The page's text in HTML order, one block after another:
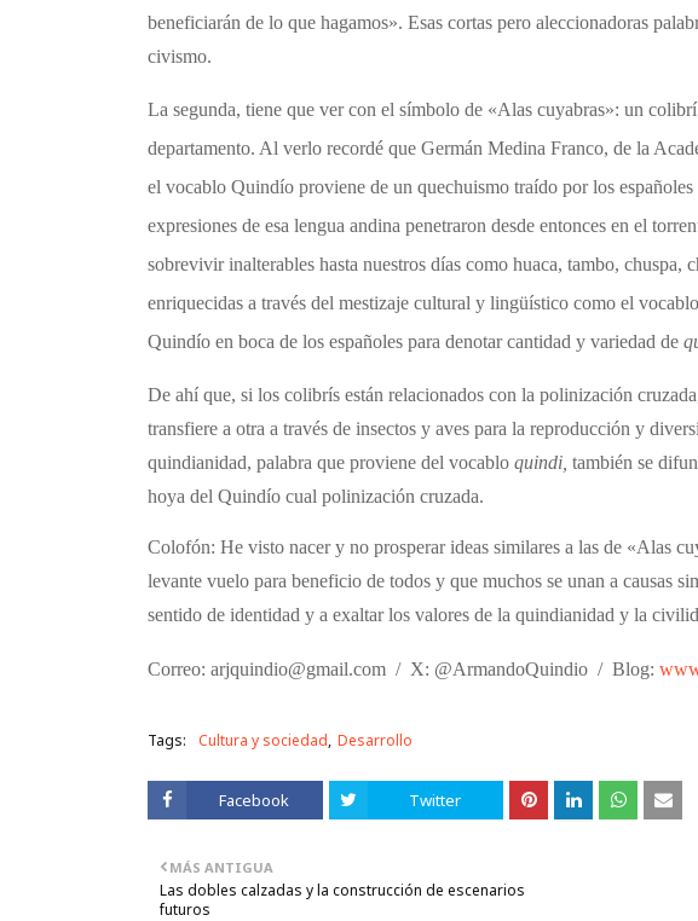
beneficiarán de lo que hagamos». Esas cortas pero aleccionadoras
civismo.
La segunda, tiene que ver con el símbolo de «Alas cuyabras»: un colibrí
departamento. Al verlo recordé que Germán Medina Franco, de la
el vocablo Quindío proviene de un quechuismo traído por los
expresiones de esa lengua andina penetraron desde entonces en el
sobrevivir inalterables hasta nuestros días como huaca, tambo, chuspa,
enriquecidas a través del mestizaje cultural y lingüístico como el vocablo
Quindío en boca de los españoles para denotar cantidad y variedad de
De ahí que, si los colibrís están relacionados con la polinización
transfiere a otra a través de insectos y aves para la reproducción y
quindianidad, palabra que proviene del vocablo quindi, también se
hoya del Quindío cual polinización cruzada.
Colofón: He visto nacer y no prosperar ideas similares a las de «Alas
levante vuelo para beneficio de todos y que muchos se unan a causas
sentido de identidad y a exaltar los valores de la quindianidad y la
Correo: arjquindio@gmail.com / X: @ArmandoQuindio / Blog:
Tags: Cultura y sociedad Desarrollo
Facebook Twitter
MÁS ANTIGUA
Las dobles calzadas y la construcción de escenarios
futuros